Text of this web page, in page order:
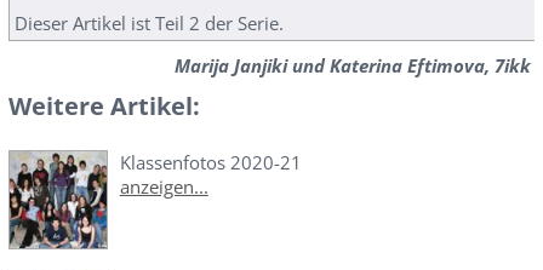
Dieser Artikel ist Teil 2 der Serie.
Marija Janjiki und Katerina Eftimova, 7ikk
Weitere Artikel:
Klassenfotos 2020-21
anzeigen...